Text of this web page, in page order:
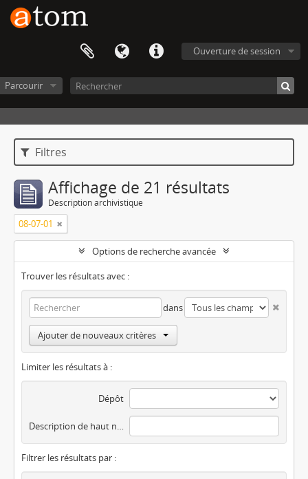
Ouverture de session
Parcourir
Filtres
Affichage de 21 résultats
Description archivistique
08-07-01
Options de recherche avancée
Trouver les résultats avec :
dans
Ajouter de nouveaux critères
Limiter les résultats à :
Dépôt
Description de haut niveau
Filtrer les résultats par :